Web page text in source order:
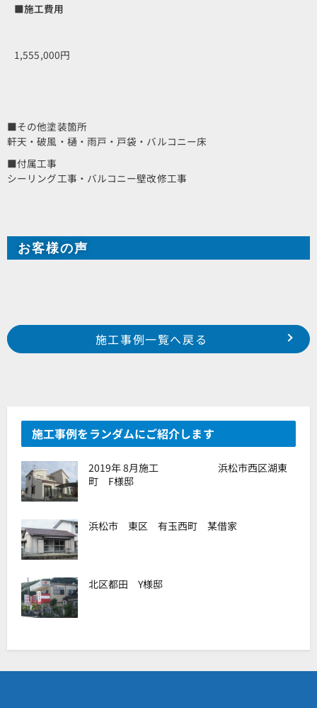
■施工費用
1,555,000円
■その他塗装箇所
軒天・破風・樋・雨戸・戸袋・バルコニー床
■付属工事
シーリング工事・バルコニー壁改修工事
お客様の声
Prev
2018年 12月施工 浜松市西区入野町 O様邸
施工事例一覧へ戻る
施工事例をランダムにご紹介します
2019年 8月施工 浜松市西区湖東
町 F様邸
浜松市 東区 有玉西町 某借家
北区都田 Y様邸